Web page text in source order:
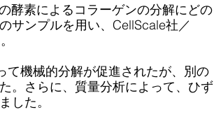
酵素によるコラーゲンの分解にどの
サンプルを用い、CellScale社／
機械的分解が促進されたが、別の
。さらに、質量分析によって、ひず
した。